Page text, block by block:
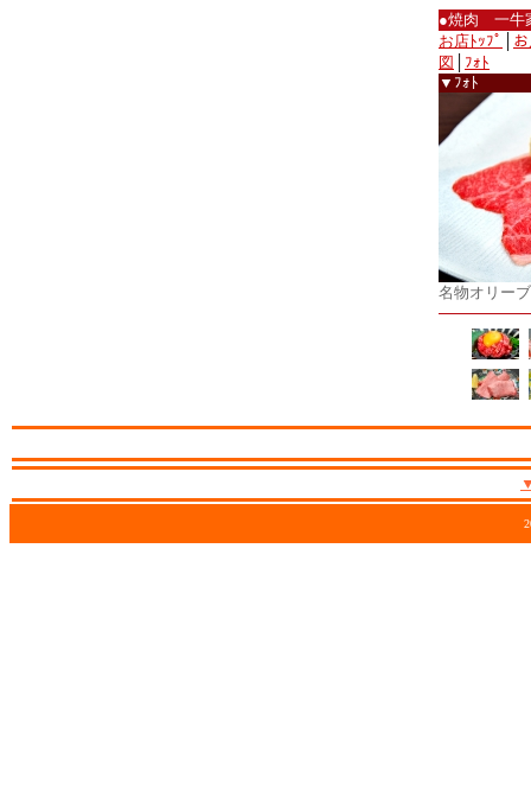
●焼肉 一牛
お店ﾄｯﾌﾟ
図
ﾌｫﾄ
▼ﾌｫﾄ
名物オリー